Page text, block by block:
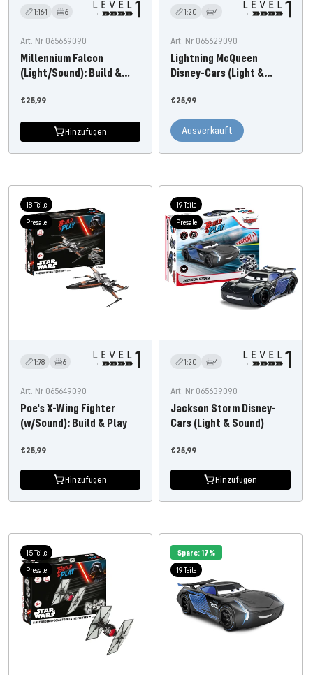
1:164 6
Art. Nr 065669090
Millennium Falcon
(Light/Sound): Build &
Angebotspreis
€25,99
Hinzufügen
1:20 4
Art. Nr 065629090
Lightning McQueen
Disney-Cars (Light &
Angebotspreis
€25,99
Ausverkauft
18 Teile
Presale
1:78 6
Art. Nr 065649090
Poe's X-Wing Fighter
(w/Sound): Build & Play
Angebotspreis
€25,99
Hinzufügen
19 Teile
Presale
1:20 4
Art. Nr 065639090
Jackson Storm Disney-
Cars (Light & Sound)
Angebotspreis
€25,99
Hinzufügen
15 Teile
Presale
Spare: 17%
19 Teile